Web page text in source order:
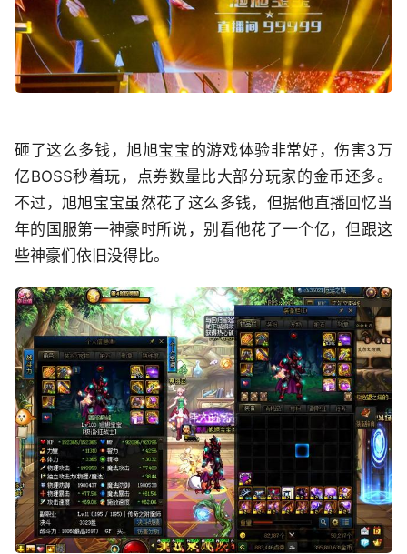
砸了这么多钱，旭旭宝宝的游戏体验非常好，伤害3万
亿BOSS秒着玩，点券数量比大部分玩家的金币还多。
不过，旭旭宝宝虽然花了这么多钱，但据他直播回忆当
年的国服第一神豪时所说，别看他花了一个亿，但跟这
些神豪们依旧没得比。